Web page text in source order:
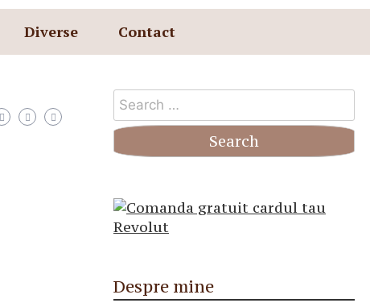
Diverse Contact
Search
for:
Despre mine